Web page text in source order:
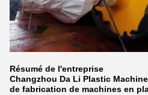
Résumé de l'entreprise
Changzhou Da Li Plastic
de fabrication de machines en